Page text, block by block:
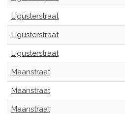
Ligusterstraat
Ligusterstraat
Ligusterstraat
Maanstraat
Maanstraat
Maanstraat